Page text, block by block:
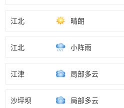
江北 晴朗
江北 小阵雨
江津 局部多云
沙坪坝 局部多云